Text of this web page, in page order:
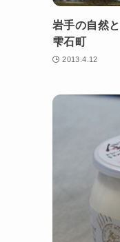
岩手の自然
雫石町
2013.4.12